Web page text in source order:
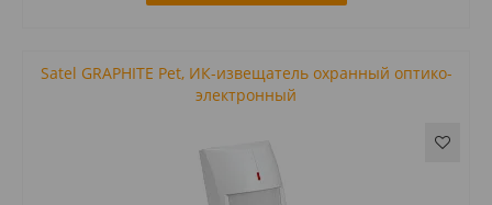
Satel GRAPHITE Pet, ИК-извещатель охранный оптико-
электронный